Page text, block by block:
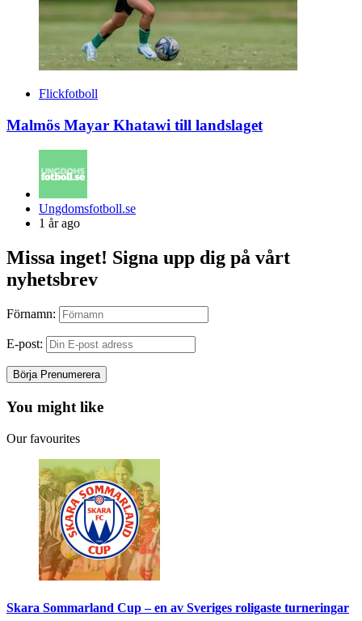
Flickfotboll
Malmös Mayar Khatawi till landslaget
Posted
by
Ungdomsfotboll.se
1 år ago
Missa inget! Signa upp dig på vårt
nyhetsbrev
Förnamn:
E-post:
You might like
Our favourites
Skara Sommarland Cup – en av Sveriges roligaste turneringar